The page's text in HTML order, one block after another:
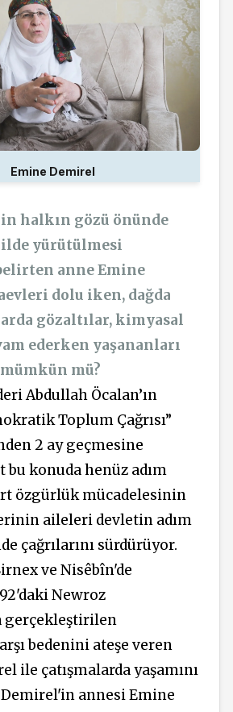
Emine Demirel
halkın gözü önünde
yürütülmesi
anne Emine
dolu iken, dağda
gözaltılar, kimyasal
ederken yaşananları
mü?
Abdullah Öcalan’ın
Toplum Çağrısı”
2 aygeçmesine
bu konuda henüz adım
özgürlük mücadelesinin
aileleri devletin adım
çağrılarını sürdürüyor.
ve Nisêbîn'de
Newroz
gerçekleştirilen
bedenini ateşe veren
ile çatışmalarda yaşamını
annesi Emine